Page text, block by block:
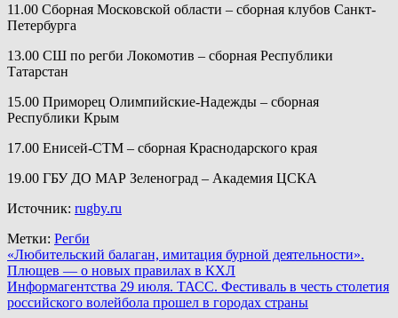
11.00 Сборная Московской области – сборная клубов Санкт-
Петербурга
13.00 СШ по регби Локомотив – сборная Республики
Татарстан
15.00 Приморец Олимпийские-Надежды – сборная
Республики Крым
17.00 Енисей-СТМ – сборная Краснодарского края
19.00 ГБУ ДО МАР Зеленоград – Академия ЦСКА
Источник: rugby.ru
Метки: Регби
Навигация
по
записям
«Любительский балаган, имитация бурной деятельности».
Плющев — о новых правилах в КХЛ
Информагентства 29 июля. ТАСС. Фестиваль в честь столетия
российского волейбола прошел в городах страны